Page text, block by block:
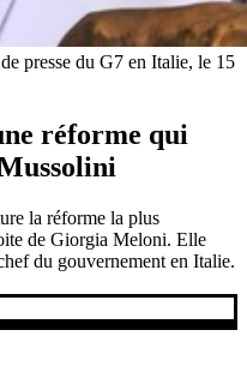
presse du G7 en Italie, le 15
réforme qui
la réforme la plus
de Giorgia Meloni. Elle
du gouvernement en Italie.